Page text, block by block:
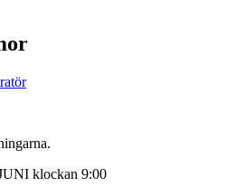
klockan 9:00